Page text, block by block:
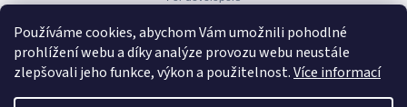
Používáme cookies, abychom Vám umožnili pohodlné
prohlížení webu a díky analýze provozu webu neustále
zlepšovali jeho funkce, výkon a použitelnost.Více informací